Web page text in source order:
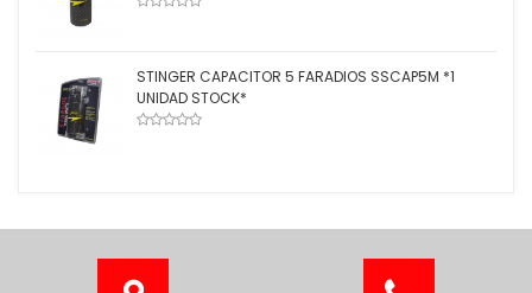
STINGER CAPACITOR 5 FARADIOS SSCAP5M *1
UNIDAD STOCK*